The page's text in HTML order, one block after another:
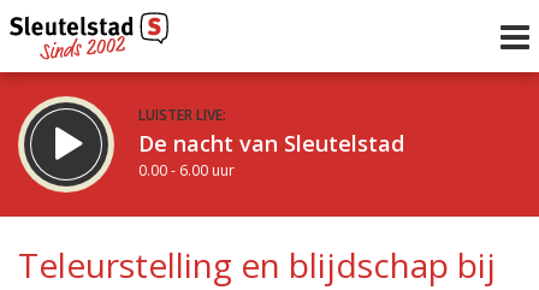
LUISTER LIVE:
De nacht van Sleutelstad
0.00 - 6.00 uur
De ochtend van Sleutelstad
6.00 - 12.00 uur
Teleurstelling en blijdschap bij